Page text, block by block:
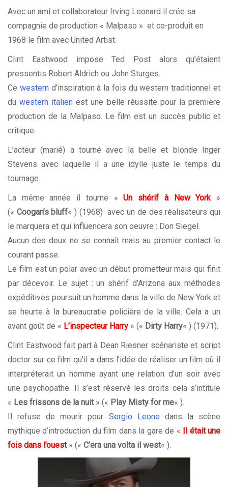
Avec un ami et collaborateur Irving Leonard il crée sa
compagnie de production « Malpaso » et co-produit en
1968 le film avec United Artist.
Clint Eastwood impose Ted Post alors qu’étaient
pressentis Robert Aldrich ou John Sturges.
Ce westernd’inspiration à la fois du western traditionnel et
duwestern italien est une belle réussite pour la première
production de la Malpaso. Le film est un succès public et
critique.
L’acteur (marié) a tourné avec la belle et blonde Inger
Stevens avec laquelle il a une idylle juste le temps du
tournage.
La même année il tourne «Un shérif à New York»
(« Coogan’s bluff« ) (1968) avec un de des réalisateurs qui
le marquera et qui influencera son oeuvre : Don Siegel.
Aucun des deux ne se connaît mais au premier contact le
courant passe.
Le film est un polar avec un début prometteur mais qui finit
par décevoir. Le sujet : un shérif d’Arizona aux méthodes
expéditives poursuit un homme dans la ville de New York et
se heurte à la bureaucratie policière de la ville. Cela a un
avant goût de « L’inspecteur Harry » (« Dirty Harry« ) (1971).
Clint Eastwood fait part à Dean Riesner scénariste et script
doctor sur ce film qu’il a dans l’idée de réaliser un film où il
interpréterait un homme ayant une relation d’un soir avec
une psychopathe. Il s’est réservé les droits cela s’intitule
« Les frissons de la nuit» (« Play Misty for me« ).
Il refuse de mourir pour Sergio Leone dans la scène
mythique d’introduction du film dans la gare de «
Il était une
fois dans l’ouest» (« C’era una volta il west« ).